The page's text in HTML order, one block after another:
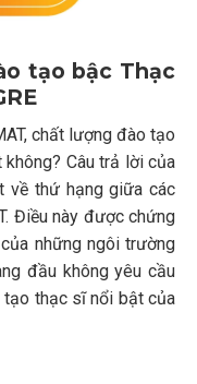
tạo bậc Thạc
chất lượng đào tạo
Câu trả lời của
về thứ hạng giữa các
Điều này được chứng
những ngôi trường
đầu không yêu cầu
tạo thạc sĩ nổi bật của